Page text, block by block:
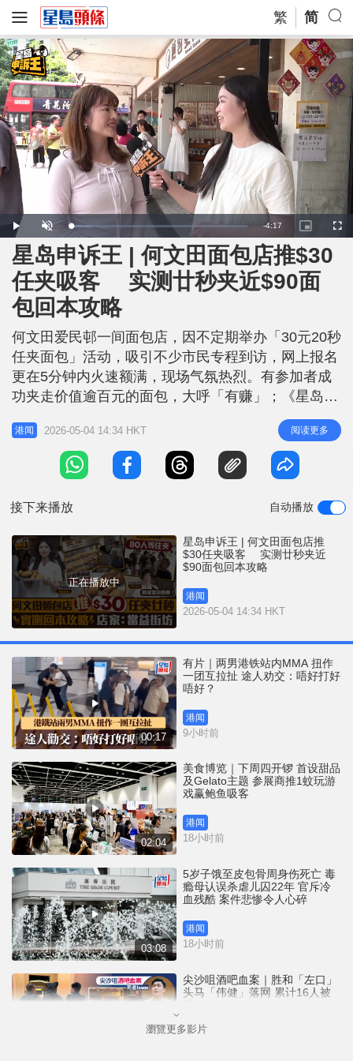
繁 简
P
l
a
y
U
n
m
u
t
e
L
o
a
d
e
d
:
1
2
.
1
9
R
e
m
n
-4:17
P
i
t
u
e
i
c
r
e
F
u
星岛申诉王 | 何文田面包店推$30
任夹吸客 实测廿秒夹近$90面
包回本攻略
何文田爱民邨一间面包店，因不定期举办「30元20秒
任夹面包」活动，吸引不少市民专程到访，网上报名
更在5分钟内火速额满，现场气氛热烈。有参加者成
功夹走价值逾百元的面包，大呼「有赚」；《星岛申
诉王》记者亲身实测，成功以30元成本夹得价值近90
元的「战利品」。店方坦言，活动一定蚀本，但当作
是宣传广告费，认为活动带来的口碑及欢乐，远比亏
损的面包成本更有价值。 更多精彩报道：星岛申诉
港闻 2026-05-04 14:34 HKT 阅读更多
接下来播放 自动播放
正在播放中
星岛申诉王 | 何文田面包店推
$30任夹吸客 实测廿秒夹近
$90面包回本攻略
港闻
2026-05-04 14:34 HKT
00:17
有片｜两男港铁站内MMA 扭作
一团互拉扯 途人劝交：唔好打好
唔好？
港闻
9小时前
02:04
美食博览｜下周四开锣 首设甜品
及Gelato主题 参展商推1蚊玩游
戏赢鲍鱼吸客
港闻
18小时前
03:08
5岁子饿至皮包骨周身伤死亡 毒
瘾母认误杀虐儿囚22年 官斥冷
血残酷 案件悲惨令人心碎
港闻
18小时前
尖沙咀酒吧血案｜胜和「左口」
头马「伟健」落网 累计16人被
港闻
瀏覽更多影片